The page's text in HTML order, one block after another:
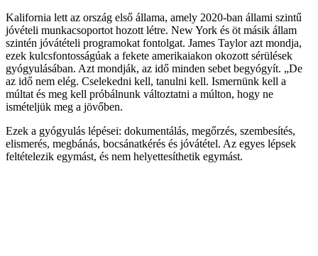
Kalifornia lett az ország első állama, amely 2020-ban állami szintű
jóvételi munkacsoportot hozott létre. New York és öt másik állam
szintén jóvátételi programokat fontolgat. James Taylor azt mondja,
ezek kulcsfontosságúak a fekete amerikaiakon okozott sérülések
gyógyulásában. Azt mondják, az idő minden sebet begyógyít. „De
az idő nem elég. Cselekedni kell, tanulni kell. Ismernünk kell a
múltat és meg kell próbálnunk változtatni a múlton, hogy ne
ismételjük meg a jövőben.
Ezek a gyógyulás lépései: dokumentálás, megőrzés, szembesítés,
elismerés, megbánás, bocsánatkérés és jóvátétel. Az egyes lépsek
feltételezik egymást, és nem helyettesíthetik egymást.